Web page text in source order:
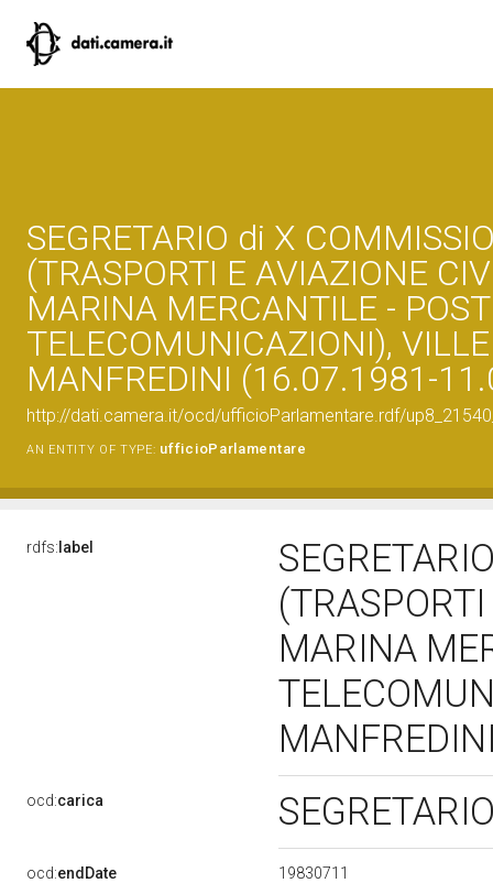
SEGRETARIO di X
(TRASPORTI E AVIAZIONE
MARINA MERCANTILE -
TELECOMUNICAZIONI),
MANFREDINI (16.07.1981-
http://dati.camera.it/ocd/ufficioParlamentare.rdf/
AN ENTITY OF TYPE: ufficioParlamentare
rdfs: label
MARINA
ocd:carica
ocd:endDate 19830711